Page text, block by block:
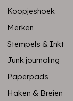
Koopjeshoek
Merken
Stempels & Inkt
Junk journaling
Paperpads
Haken & Breien